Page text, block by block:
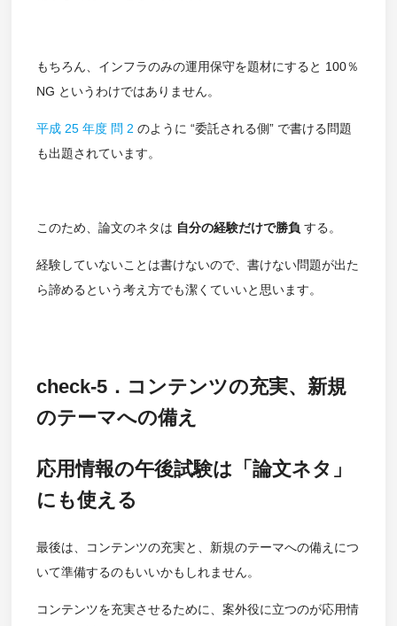
もちろん、インフラのみの運用保守を題材にすると 100％
NG というわけではありません。
平成 25 年度 問 2 のように “委託される側” で書ける問題
も出題されています。
このため、論文のネタは 自分の経験だけで勝負 する。
経験していないことは書けないので、書けない問題が出た
ら諦めるという考え方でも潔くていいと思います。
check-5．コンテンツの充実、新規
のテーマへの備え
応用情報の午後試験は「論文ネタ」
にも使える
最後は、コンテンツの充実と、新規のテーマへの備えにつ
いて準備するのもいいかもしれません。
コンテンツを充実させるために、案外役に立つのが応用情